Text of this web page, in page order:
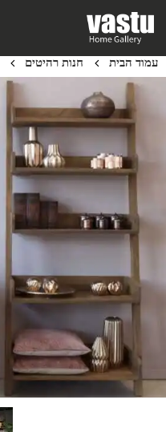
content
עמוד הבית חנות רהיטים